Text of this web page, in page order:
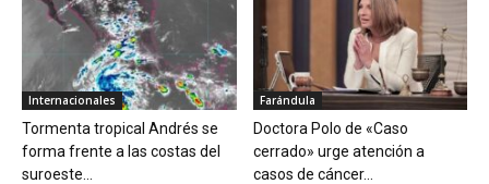
Internacionales
Tormenta tropical Andrés se
forma frente a las costas del
suroeste...
Farándula
Doctora Polo de «Caso
cerrado» urge atención a
casos de cáncer...